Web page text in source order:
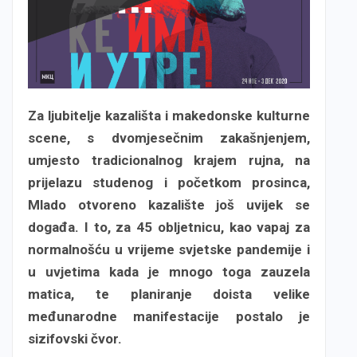
Za ljubitelje kazališta i makedonske kulturne
scene, s dvomjesečnim zakašnjenjem,
umjesto tradicionalnog krajem rujna, na
prijelazu studenog i početkom prosinca,
Mlado otvoreno kazalište još uvijek se
događa. I to, za 45 obljetnicu, kao vapaj za
normalnošću u vrijeme svjetske pandemije i
u uvjetima kada je mnogo toga zauzela
matica, te planiranje doista velike
međunarodne manifestacije postalo je
sizifovski čvor.